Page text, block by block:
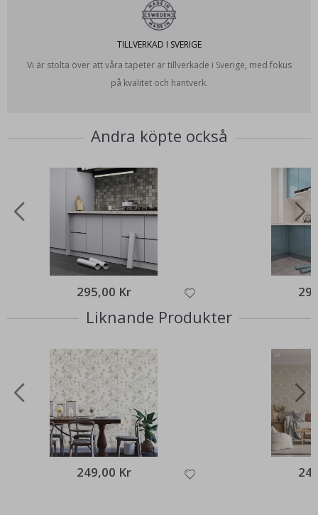
TILLVERKAD I SVERIGE
Vi är stolta över att våra tapeter är tillverkade i Sverige, med fokus
på kvalitet och hantverk.
Andra köpte också
295,00 Kr
Liknande Produkter
249,00 Kr